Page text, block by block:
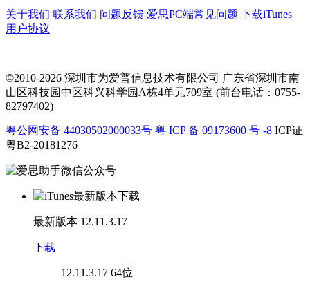
关于我们 联系我们 问题反馈 爱思PC端常见问题 下载iTunes
用户协议
©2010-2026 深圳市为爱普信息技术有限公司 广东省深圳市南
山区科技园中区科兴科学园A栋4单元709室 (前台电话：0755-
82797402)
粤公网安备 44030502000033号 粤 ICP 备 09173600 号 -8 ICP证
粤B2-20181276
最新版本 12.11.3.17
下载
12.11.3.17 64位